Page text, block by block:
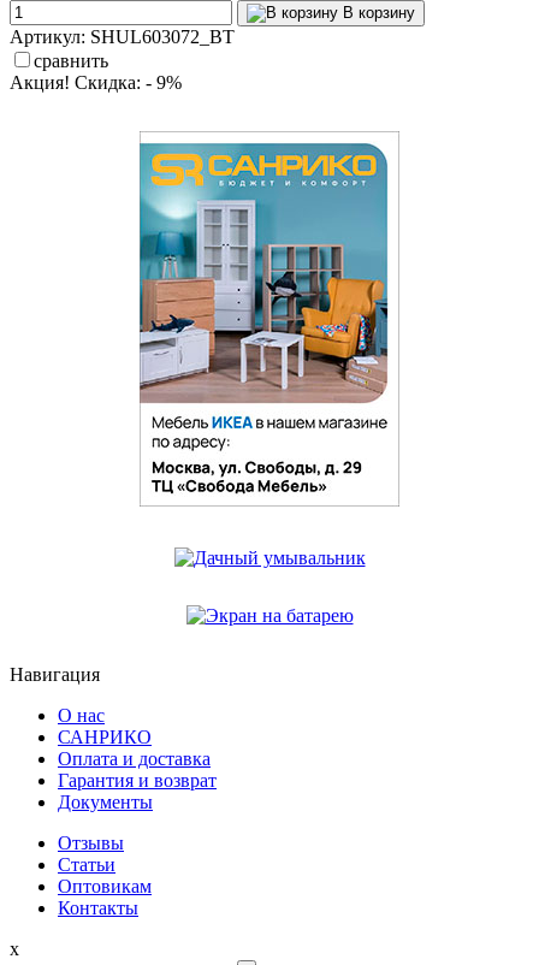
В корзину
Артикул: SHUL603072_BT
сравнить
Акция! Скидка: - 9%
Навигация
О нас
САНРИКО
Оплата и доставка
Гарантия и возврат
Документы
Отзывы
Статьи
Оптовикам
Контакты
x